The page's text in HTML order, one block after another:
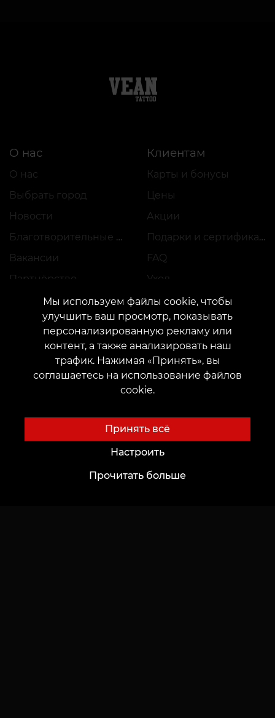
О нас
О нас
Выбрать город
Новости
Благотворительные проекты
Вакансии
Партнёрство
Клиентам
Карты и бонусы
Цены
Акции
Подарки и сертификаты
FAQ
Уход
Будущим Мастерам
Аренда места
Идеи для Тату
Тату-шрифты онлайн
Генератор тату AI
Авторские эскизы
Каталог эскизов
Блог Сервисы
Гарантия резервации
Мы используем файлы cookie, чтобы
улучшить ваш просмотр, показывать
персонализированную рекламу или
контент, а также анализировать наш
трафик. Нажимая «Принять», вы
соглашаетесь на использование файлов
cookie.
Принять всё
Настроить
Прочитать больше